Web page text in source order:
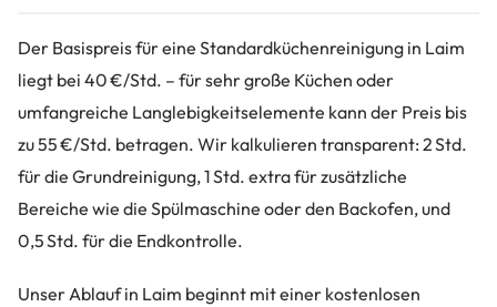
Der Basispreis für eine Standardküchenreinigung in Laim
liegt bei 40 €/Std. – für sehr große Küchen oder
umfangreiche Langlebigkeitselemente kann der Preis bis
zu 55 €/Std. betragen. Wir kalkulieren transparent: 2 Std.
für die Grundreinigung, 1 Std. extra für zusätzliche
Bereiche wie die Spülmaschine oder den Backofen, und
0,5 Std. für die Endkontrolle.
Unser Ablauf in Laim beginnt mit einer kostenlosen